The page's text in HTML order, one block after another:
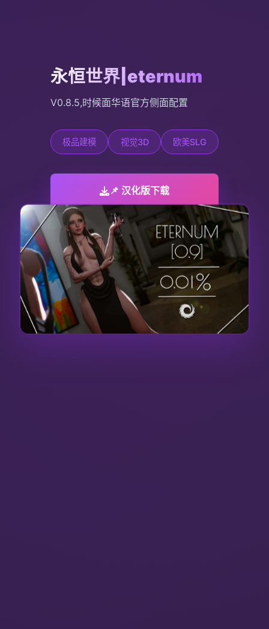
永恒世界|eternum
V0.8.5,时候面华语官方侧面配置
极品建模 视觉3D 欧美SLG
📌 汉化版下载